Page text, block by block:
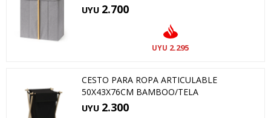
UYU 2.700
UYU 2.295
CESTO PARA ROPA ARTICULABLE
50X43X76CM BAMBOO/TELA
UYU 2.300